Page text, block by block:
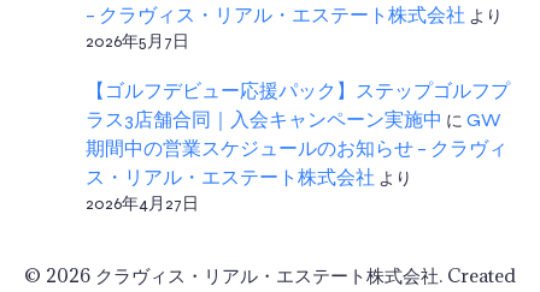
– クラヴィス・リアル・エステート株式会社 より
2026年5月7日
【ゴルフデビュー応援パック】ステップゴルフプ
ラス3店舗合同｜入会キャンペーン実施中 に GW
期間中の営業スケジュールのお知らせ – クラヴィ
ス・リアル・エステート株式会社 より
2026年4月27日
© 2026 クラヴィス・リアル・エステート株式会社. Created